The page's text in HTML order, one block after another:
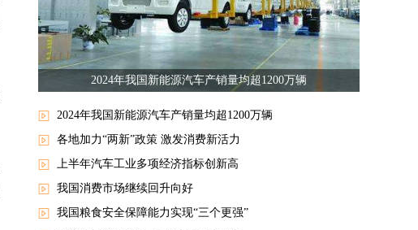
2024年我国新能源汽车产销量均超1200万辆
2024年我国新能源汽车产销量均超1200万辆
各地加力“两新”政策 激发消费新活力
上半年汽车工业多项经济指标创新高
我国消费市场继续回升向好
我国粮食安全保障能力实现“三个更强”